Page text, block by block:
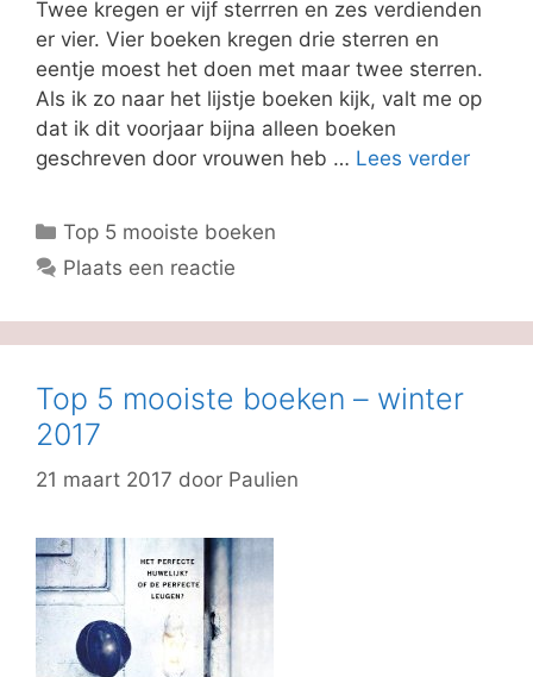
Twee kregen er vijf sterrren en zes verdienden
er vier. Vier boeken kregen drie sterren en
eentje moest het doen met maar twee sterren.
Als ik zo naar het lijstje boeken kijk, valt me op
dat ik dit voorjaar bijna alleen boeken
geschreven door vrouwen heb … Lees verder
Categorieën
Top 5 mooiste boeken
Plaats een reactie
Top 5 mooiste boeken – winter
2017
21 maart 2017 door Paulien